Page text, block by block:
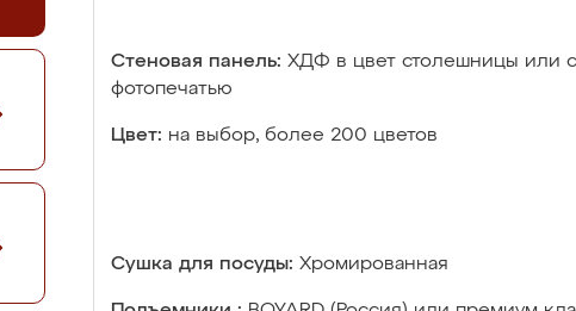
Стеновая панель: ХДФ в цвет столешницы или с
фотопечатью
Цвет: на выбор, более 200 цветов
Сушка для посуды: Хромированная